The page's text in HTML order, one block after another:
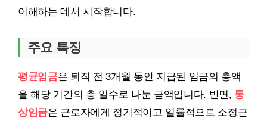
이해하는 데서 시작합니다.
주요 특징
평균임금은 퇴직 전 3개월 동안 지급된 임금의 총액
을 해당 기간의 총 일수로 나눈 금액입니다. 반면, 통
상임금은 근로자에게 정기적이고 일률적으로 소정근